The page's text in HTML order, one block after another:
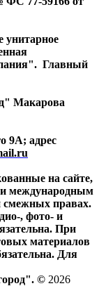
унитарное
Главный
Макарова
9А; адрес
на сайте,
и международным
смежных правах.
, фото- и
При
материалов
Для
© 2026